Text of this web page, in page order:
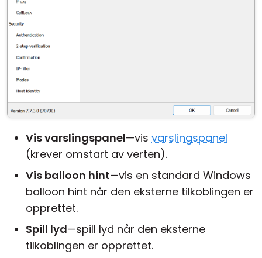
Vis varslingspanel—vis varslingspanel
(krever omstart av verten).
Vis balloon hint—vis en standard Windows
balloon hint når den eksterne tilkoblingen er
opprettet.
Spill lyd—spill lyd når den eksterne
tilkoblingen er opprettet.